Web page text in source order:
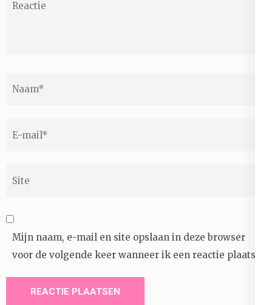
Mijn naam, e-mail en site opslaan in deze browser
voor de volgende keer wanneer ik een reactie plaats.